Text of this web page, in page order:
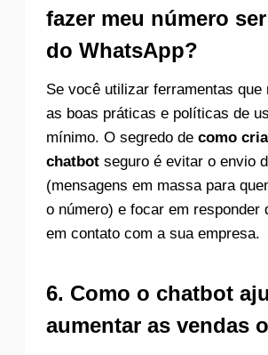
fazer meu número
do WhatsApp?
Se você utilizar ferramentas que
as boas práticas e políticas de
mínimo. O segredo de como
chatbot seguro é evitar o envio
(mensagens em massa para
o número) e focar em responder
em contato com a sua empresa.
6. Como o chatbot
aumentar as vendas